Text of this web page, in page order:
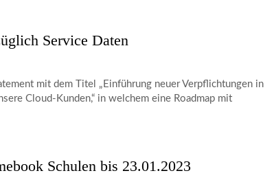
Service Daten
mit dem Titel „Einführung neuer Verpflichtungen in
Cloud-Kunden,“ in welchem eine Roadmap mit
Schulen bis 23.01.2023